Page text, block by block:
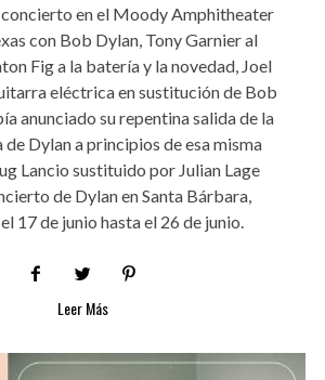
en el Moody Amphitheater
con Bob Dylan, Tony Garnier al
Fig a la batería y la novedad, Joel
eléctrica en sustitución de Bob
anunciado su repentina salida de la
de Dylan a principios de esa misma
Lancio sustituido por Julian Lage
de Dylan en Santa Bárbara,
17 de junio hasta el 26 de junio.
Leer Más